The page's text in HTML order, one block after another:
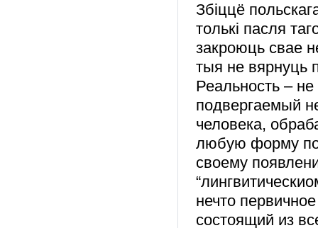
Збіццё
толькі пасля
закроюць свае
тыя не вярнуць
Реальность –
подвергаемый
человека,
любую форму
своему
нечто
состоящий из